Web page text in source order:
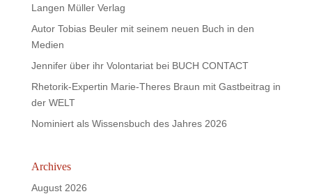
Langen Müller Verlag
Autor Tobias Beuler mit seinem neuen Buch in den
Medien
Jennifer über ihr Volontariat bei BUCH CONTACT
Rhetorik-Expertin Marie-Theres Braun mit Gastbeitrag in
der WELT
Nominiert als Wissensbuch des Jahres 2026
Archives
August 2026